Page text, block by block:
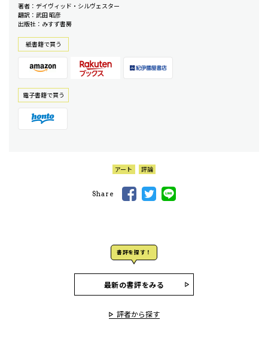
著者：デイヴィッド・シルヴェスター
翻訳：武田 昭彦
出版社：みすず書房
紙書籍で買う
電⼦書籍で買う
アート 評論
Share
書評を探す！
最新の書評をみる
評者から探す